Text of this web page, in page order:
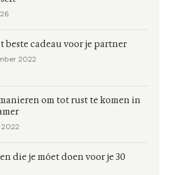
beste cadeau voor je partner
2022
om tot rust te komen in
2022
die je móet doen voor je 30